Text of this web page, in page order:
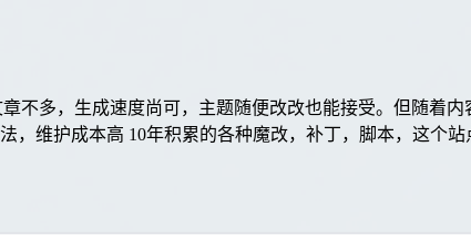
不多，生成速度尚可，主题随便改改也能接受。但随着
，维护成本高 10年积累的各种魔改，补丁，脚本，这个